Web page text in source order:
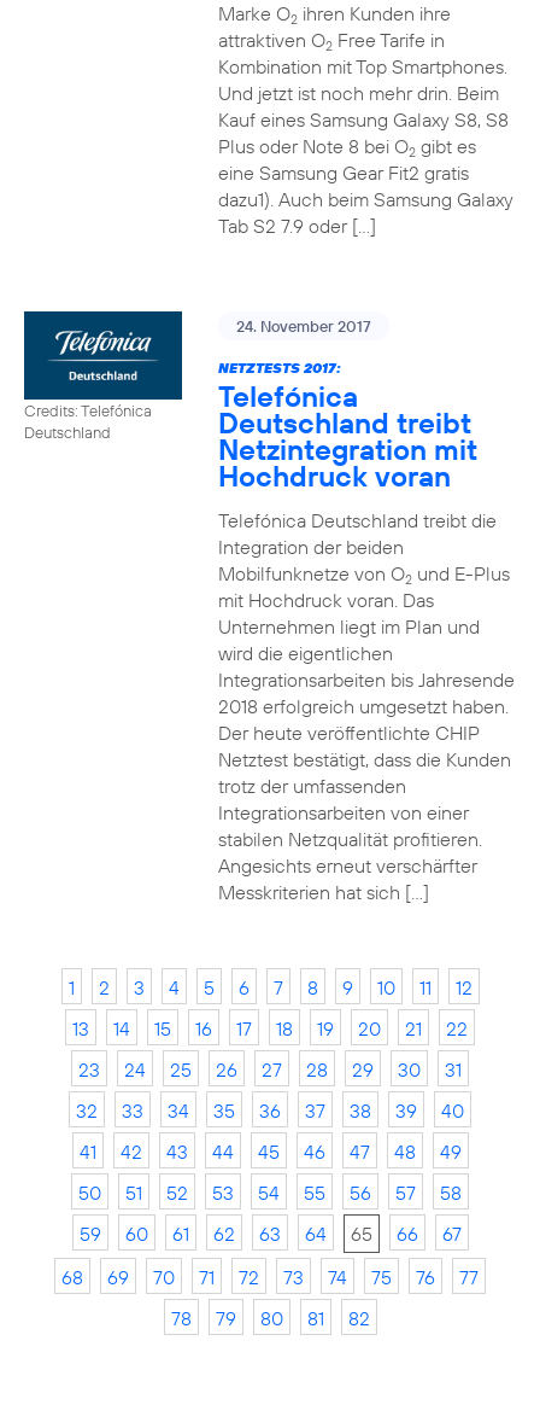
Marke O2ihren Kunden ihre
attraktiven O2Free Tarife in
Kombination mit Top Smartphones.
Und jetzt ist noch mehr drin. Beim
Kauf eines Samsung Galaxy S8, S8
Plus oder Note 8 bei O2gibt es
eine Samsung Gear Fit2 gratis
dazu1). Auch beim Samsung Galaxy
Tab S2 7.9 oder […]
Credits: Telefónica
Deutschland
24. November 2017
NETZTESTS 2017:
Telefónica
Deutschland treibt
Netzintegration mit
Hochdruck voran
Telefónica Deutschland treibt die
Integration der beiden
Mobilfunknetze von O2und E-Plus
mit Hochdruck voran. Das
Unternehmen liegt im Plan und
wird die eigentlichen
Integrationsarbeiten bis Jahresende
2018 erfolgreich umgesetzt haben.
Der heute veröffentlichte CHIP
Netztest bestätigt, dass die Kunden
trotz der umfassenden
Integrationsarbeiten von einer
stabilen Netzqualität profitieren.
Angesichts erneut verschärfter
Messkriterien hat sich […]
1 2 3 4 5 6 7 8 9 10 11
12
13
14 15 16 17 18 19 20 21
22
23
24 25 26 27 28 29 30
31
32
33 34 35 36 37 38 39
40
41
42 43 44 45 46 47 48
49
50
51 52 53 54 55 56 57
58
59
60 61 62 63 64 65 66
67
68
69 70 71 72 73 74 75 76
77
78
79 80 81 82